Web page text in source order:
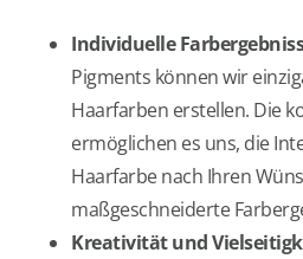
Individuelle
Pigments können wir
Haarfarben erstellen. Die
ermöglichen es uns, die
Haarfarbe nach Ihren
maßgeschneiderte
Kreativität und